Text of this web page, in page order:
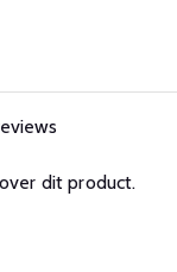
dit product.